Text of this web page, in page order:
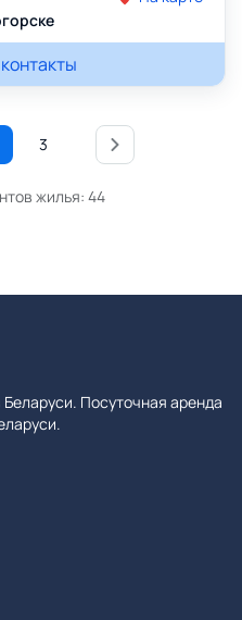
3
жилья: 44
Посуточная аренда